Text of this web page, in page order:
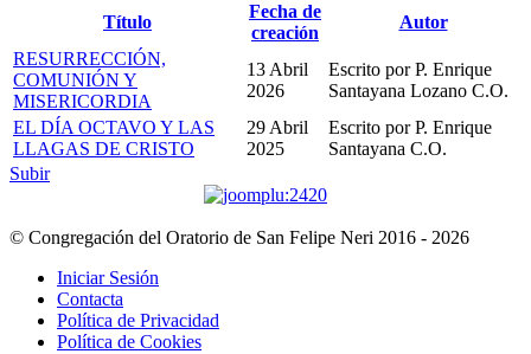
Título
Fecha de
creación
Autor
RESURRECCIÓN,
COMUNIÓN Y
MISERICORDIA
13 Abril
2026
Escrito por P. Enrique
Santayana Lozano C.O.
EL DÍA OCTAVO Y LAS
LLAGAS DE CRISTO
29 Abril
2025
Escrito por P. Enrique
Santayana C.O.
Subir
© Congregación del Oratorio de San Felipe Neri 2016 - 2026
Iniciar Sesión
Contacta
Política de Privacidad
Política de Cookies